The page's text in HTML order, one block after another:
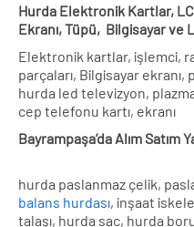
Hurda Elektronik Kartlar,
Ekranı, Tüpü, Bilgisayar ve
Elektronik kartlar, işlemci,
parçaları, Bilgisayar
hurda led televizyon,
cep telefonu kartı, ekranı
Bayrampaşa’da Alım Satım
hurda paslanmaz çelik,
balans hurdası, inşaat
talaşı, hurda sac, hurda